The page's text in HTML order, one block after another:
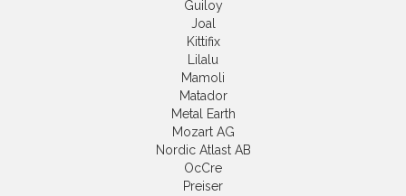
Guiloy
Joal
Kittifix
Lilalu
Mamoli
Matador
Metal Earth
Mozart AG
Nordic Atlast AB
OcCre
Preiser